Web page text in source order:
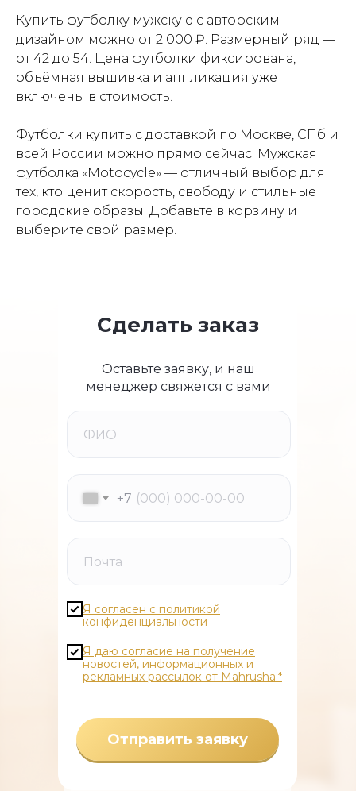
Купить футболку мужскую с авторским
дизайном можно от 2 000 ₽. Размерный ряд —
от 42 до 54. Цена футболки фиксирована,
объёмная вышивка и аппликация уже
включены в стоимость.
Футболки купить с доставкой по Москве, СПб и
всей России можно прямо сейчас. Мужская
футболка «Motocycle» — отличный выбор для
тех, кто ценит скорость, свободу и стильные
городские образы. Добавьте в корзину и
выберите свой размер.
+7
Я согласен с политикой
конфиденциальности
Я даю согласие на получение
новостей, информационных и
рекламных рассылок от Mahrusha.*
Сделать заказ
Оставьте заявку, и наш
менеджер свяжется с вами
Отправить заявку